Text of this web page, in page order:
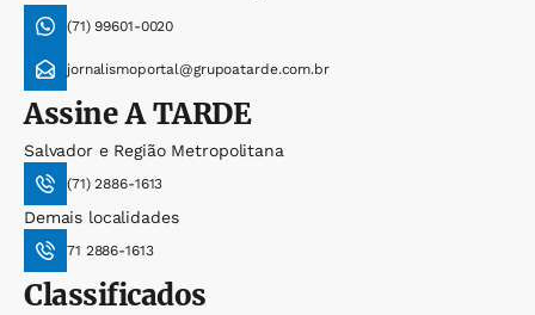
(71) 99601-0020
jornalismoportal@grupoatarde.com.br
AssineA TARDE
Salvador e Região Metropolitana
(71) 2886-1613
Demais localidades
71 2886-1613
Classificados